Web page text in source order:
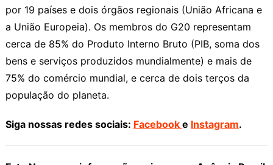
por 19 países e dois órgãos regionais (União Africana e
a União Europeia). Os membros do G20 representam
cerca de 85% do Produto Interno Bruto (PIB, soma dos
bens e serviços produzidos mundialmente) e mais de
75% do comércio mundial, e cerca de dois terços da
população do planeta.
Siga nossas redes sociais: Facebook e Instagram.